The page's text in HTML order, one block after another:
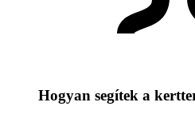
Hogyan segítek a